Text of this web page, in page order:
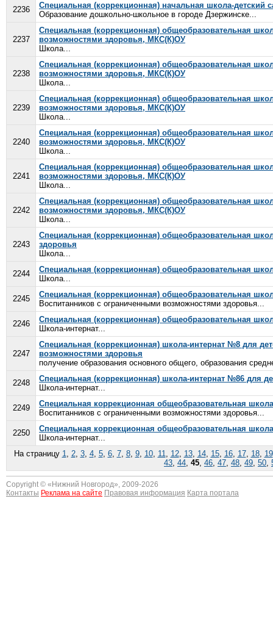
2236
Специальная (коррекционная) начальная школа-
Образование дошкольно-школьное в городе Дзержинске...
2237
Специальная (коррекционная) общеобразовательная
возможностями здоровья, МКС(К)ОУ
Школа...
2238
Специальная (коррекционная) общеобразовательная
возможностями здоровья, МКС(К)ОУ
Школа...
2239
Специальная (коррекционная) общеобразовательная
возможностями здоровья, МКС(К)ОУ
Школа...
2240
Специальная (коррекционная) общеобразовательная
возможностями здоровья, МКС(К)ОУ
Школа...
2241
Специальная (коррекционная) общеобразовательная
возможностями здоровья, МКС(К)ОУ
Школа...
2242
Специальная (коррекционная) общеобразовательная
возможностями здоровья, МКС(К)ОУ
Школа...
2243
Специальная (коррекционная) общеобразовательная
здоровья
Школа...
2244
Специальная (коррекционная) общеобразовательная
Школа...
2245
Специальная (коррекционная) общеобразовательная
Воспитанников с ограниченными возможностями здоровья...
2246
Специальная (коррекционная) общеобразовательная
Школа-интернат...
2247
Специальная (коррекционная) школа-интернат №8 для
возможностями здоровья
получение образования основного общего, образования
2248
Специальная (коррекционная) школа-интернат №86 для
Школа-интернат...
2249
Специальная коррекционная общеобразовательная
Воспитанников с ограниченными возможностями здоровья...
2250
Специальная коррекционная общеобразовательная
Школа-интернат...
На страницу 1, 2, 3, 4, 5, 6, 7, 8, 9, 10, 11, 12, 13, 14, 15, 16, 17, 18, 19
43, 44, 45, 46, 47, 48, 49, 50,
Copyright © « Нижний Новгород», 2009-2026
Контакты Реклама на сайте Правовая информация Карта портала